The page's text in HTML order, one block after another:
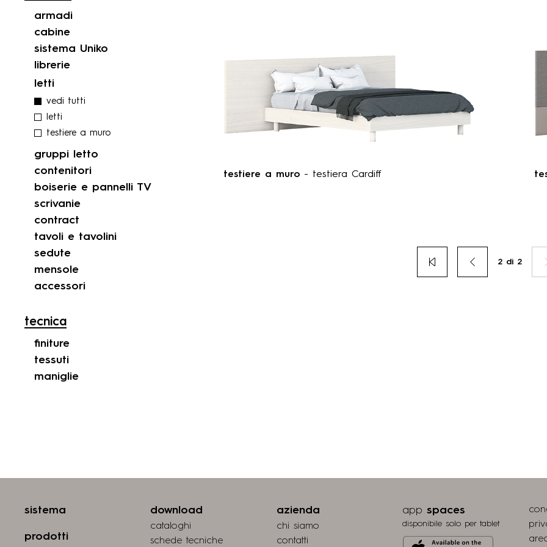
testiere a muro - testiera Cardiff
Prima
Pagina
Sei
2 di 2
armadi
cabine
sistema Uniko
librerie
letti
vedi tutti
letti
testiere a muro
gruppi letto
contenitori
boiserie e pannelli TV
scrivanie
contract
tavoli e tavolini
sedute
mensole
accessori
tecnica
finiture
tessuti
maniglie
sistema
prodotti
download
cataloghi
schede tecniche
azienda
chi siamo
contatti
appspaces
disponibile solo per tablet
Download